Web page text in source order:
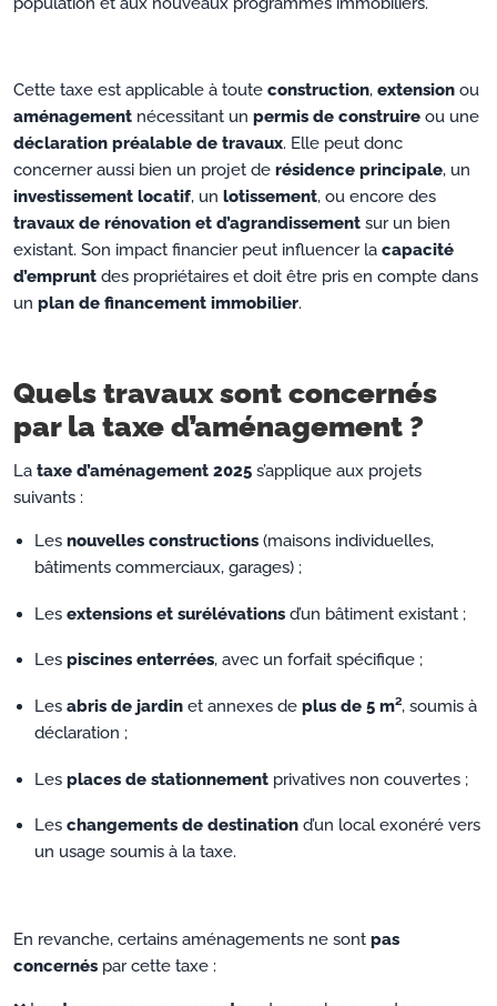
Cette taxe est applicable à toute construction, extension ou
aménagement nécessitant un permis de construire ou une
déclaration préalable de travaux. Elle peut donc
concerner aussi bien un projet de résidence principale, un
investissement locatif, un lotissement, ou encore des
travaux de rénovation et d’agrandissement sur un bien
existant. Son impact financier peut influencer la capacité
d’emprunt des propriétaires et doit être pris en compte dans
un plan de financement immobilier.
Quels travaux sont concernés
par la taxe d’aménagement ?
La taxe d’aménagement 2025 s’applique aux projets
suivants :
Les nouvelles constructions (maisons individuelles,
bâtiments commerciaux, garages) ;
Les extensions et surélévations d’un bâtiment existant ;
Les piscines enterrées, avec un forfait spécifique ;
Les abris de jardinet annexes de plus de 5 m², soumis à
déclaration ;
Les places de stationnement privatives non couvertes ;
Les changements de destinationd’un local exonéré vers
un usage soumis à la taxe.
En revanche, certains aménagements ne sont pas
concernés par cette taxe :